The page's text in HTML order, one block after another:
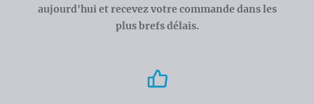
aujourd'hui et recevez votre commande dans les
plus brefs délais.